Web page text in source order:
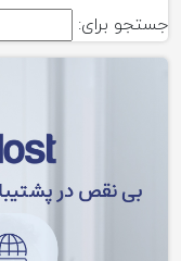
جستجو برای: